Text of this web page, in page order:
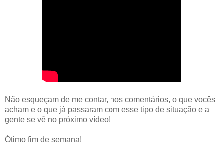
Não esqueçam de me contar, nos comentários, o que vocês
acham e o que já passaram com esse tipo de situação e a
gente se vê no próximo vídeo!
Ótimo fim de semana!